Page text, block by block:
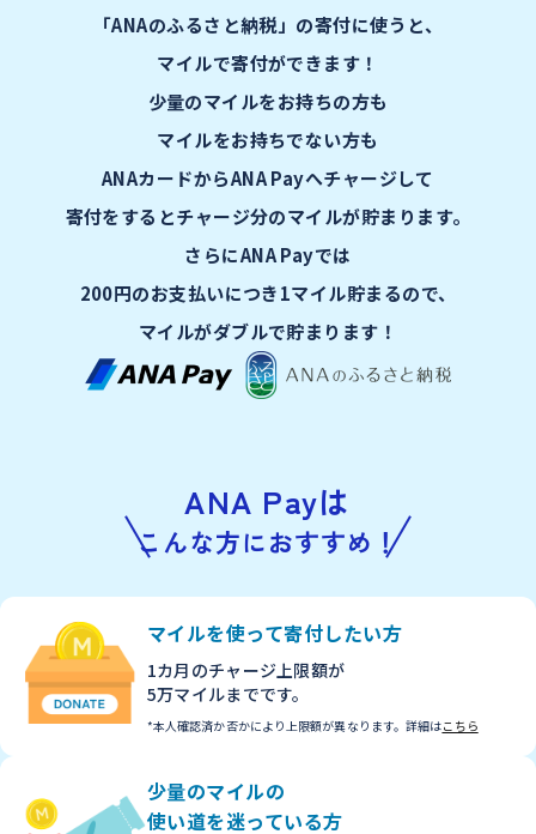
「ANAのふるさと納税」の寄付に使うと、
マイルで寄付ができます！
少量のマイルをお持ちの方も
マイルをお持ちでない方も
ANAカードからANA Payへチャージして
寄付をするとチャージ分のマイルが貯まります。
さらにANA Payでは
200円のお支払いにつき1マイル貯まるので、
マイルがダブルで貯まります！
ANA Payは
こんな方におすすめ！
マイルを使って寄付したい方
1カ月のチャージ上限額が
5万マイルまでです。
*本人確認済か否かにより上限額が異なります。詳細はこちら
少量のマイルの
使い道を迷っている方